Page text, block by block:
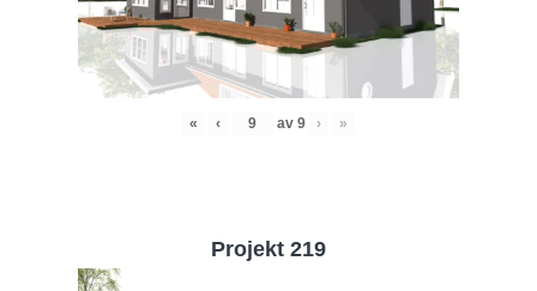
« ‹ av 9 › »
Projekt 219